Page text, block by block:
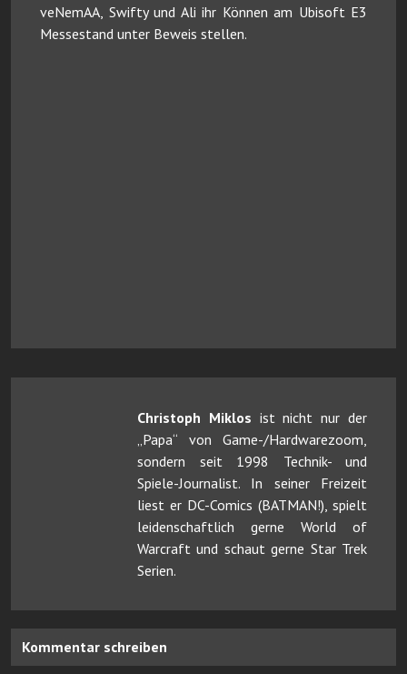
veNemAA, Swifty und Ali ihr Können am Ubisoft E3
Messestand unter Beweis stellen.
Christoph Miklos ist nicht nur der
„Papa“ von Game-/Hardwarezoom,
sondern seit 1998 Technik- und
Spiele-Journalist. In seiner Freizeit
liest er DC-Comics (BATMAN!), spielt
leidenschaftlich gerne World of
Warcraft und schaut gerne Star Trek
Serien.
Kommentar schreiben